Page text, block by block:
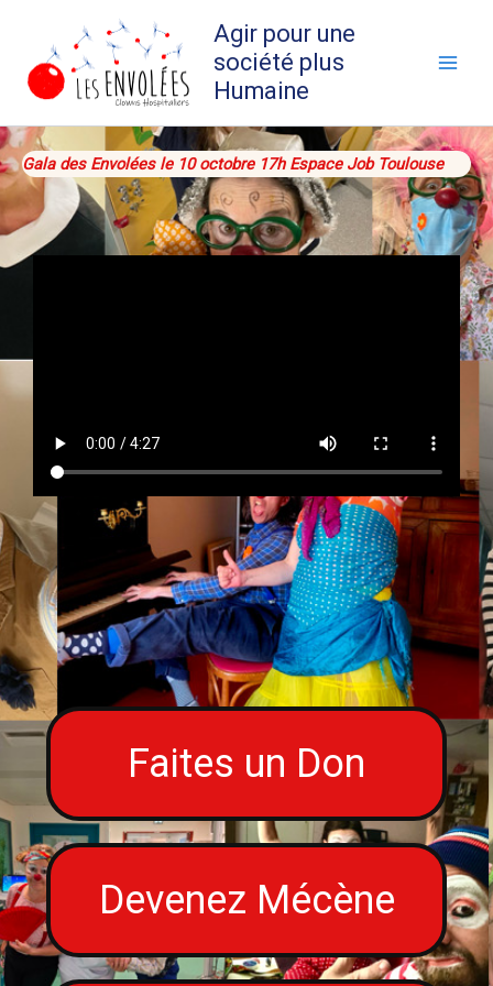
contenu
Agir pour une
société plus
Humaine
Gala des Envolées le 10 octobre 17h Espace Job Toulouse
Faites un Don
Devenez Mécène